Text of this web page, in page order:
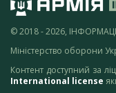
© 2018 - 2026,
Міністерство оборони
Контент доступний за
International license